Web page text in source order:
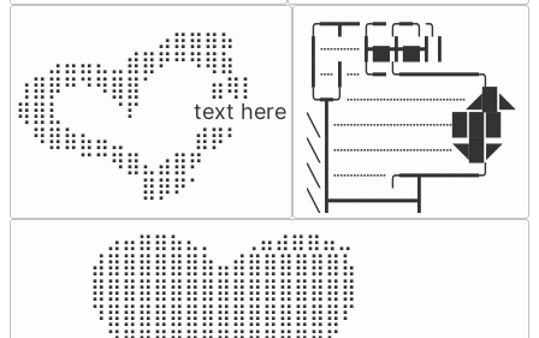
⠀⠀⠀⠀⠀⠀⠀⠀⠀⣠⣶⣶⣶⣦⠀⠀
⠀⠀⣠⣤⣤⣄⣀⣾⣿⠟⠛⠻⢿⣷⠀
⢰⣿⡿⠛⠙⠻⣿⣿⠁⠀⠀ ⠀⣶⢿⡇
⢿⣿⣇⠀⠀⠀⠈⠏⠀⠀⠀ text here
⠀⠻⣿⣷⣦⣤⣀⠀⠀⠀ ⠀⣾⡿⠃⠀
⠀⠀⠀⠀⠉⠉⠻⣿⣄⣴⣿⠟⠀⠀⠀
⠀⠀⠀⠀⠀⠀⠀⠀⣿⡿⠟⠁⠀⠀⠀
╭━┳━╭━╭━╮╮
┃┈┈┈┣▅╋▅┫┃
┃┈┃┈╰━╰━━━━━━╮
╰┳╯┈┈┈┈┈┈┈┈┈◢▉◣
╲┃┈┈┈┈┈┈┈┈┈▉▉▉
╲┃┈┈┈┈┈┈┈┈┈◥▉◤
╲┃┈┈┈┈╭━┳━━━━╯
╲┣━━━━━━┫﻿
⠀⣠⣤⣶⣶⣦⣄⡀  ⠀⢀⣤⣴⣶⣶⣤⣀⠀
⣼⣿⣿⣿⣿⣿⣿⣷⣤⣾⣿⣿⣿⣿⣿⣿⣧
⣿⣿⣿⣿⣿⣿⣿⣿⣿⣿⣿⣿⣿⣿⣿⣿⣿
⠹⣿⣿⣿⣿⣿⣿⣿⣿⣿⣿⣿⣿⣿⣿⣿⠏